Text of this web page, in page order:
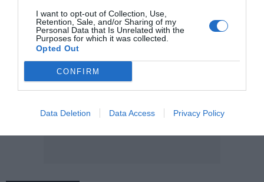
I want to opt-out of Collection, Use,
Retention, Sale, and/or Sharing of my
Personal Data that Is Unrelated with the
Purposes for which it was collected.
Opted Out
CONFIRM
Data Deletion Data Access Privacy Policy